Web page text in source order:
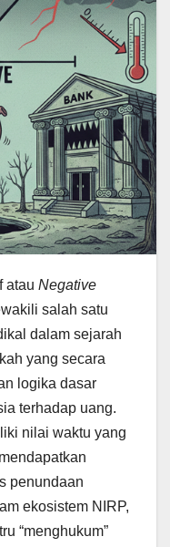
atau Negative
salah satu
dalam sejarah
yang secara
logika dasar
terhadap uang.
nilai waktu yang
penundaan
ekosistem NIRP,
“menghukum”